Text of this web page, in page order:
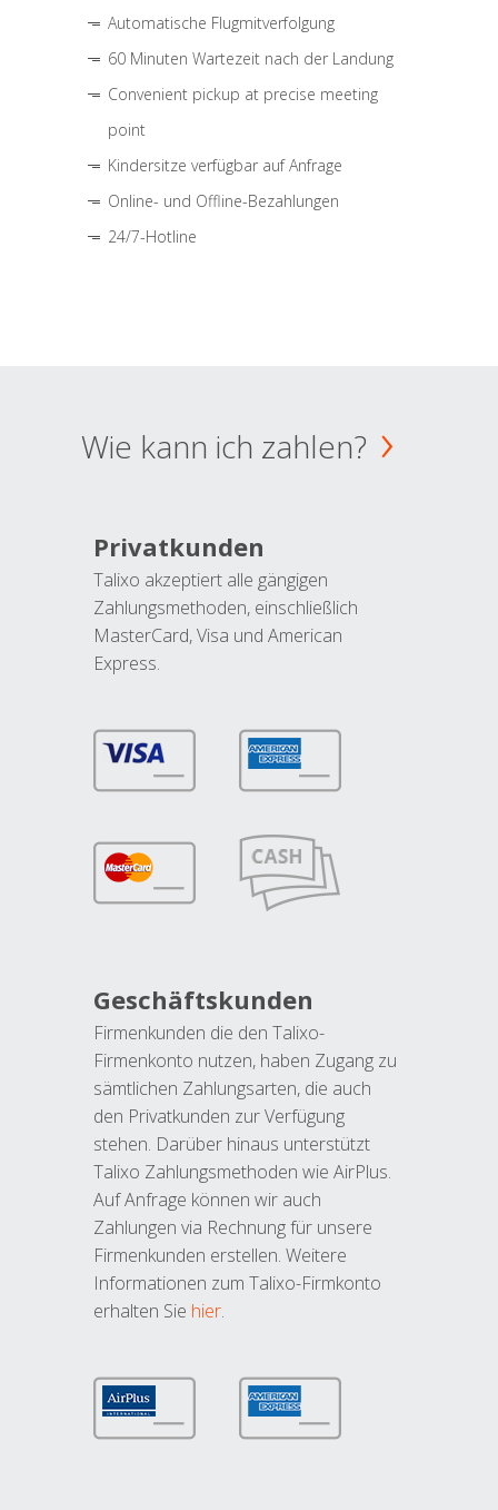
Automatische Flugmitverfolgung
60 Minuten Wartezeit nach der Landung
Convenient pickup at precise meeting
point
Kindersitze verfügbar auf Anfrage
Online- und Offline-Bezahlungen
24/7-Hotline
Wie kann ich zahlen?
Privatkunden
Talixo akzeptiert alle gängigen
Zahlungsmethoden, einschließlich
MasterCard, Visa und American
Express.
Geschäftskunden
Firmenkunden die den Talixo-
Firmenkonto nutzen, haben Zugang zu
sämtlichen Zahlungsarten, die auch
den Privatkunden zur Verfügung
stehen. Darüber hinaus unterstützt
Talixo Zahlungsmethoden wie AirPlus.
Auf Anfrage können wir auch
Zahlungen via Rechnung für unsere
Firmenkunden erstellen. Weitere
Informationen zum Talixo-Firmkonto
erhalten Sie hier.